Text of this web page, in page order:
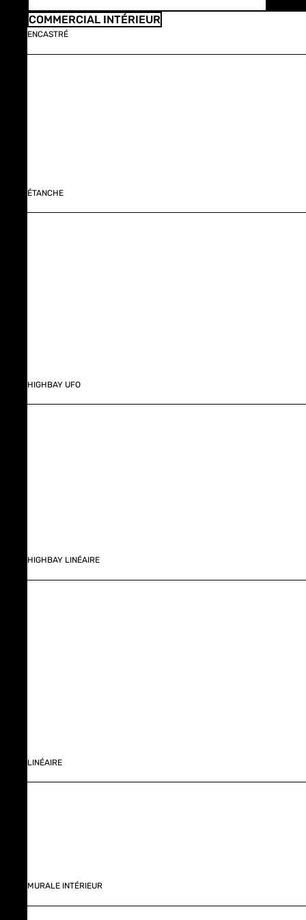
COMMERCIAL INTÉRIEUR
ENCASTRÉ
ÉTANCHE
HIGHBAY UFO
HIGHBAY LINÉAIRE
LINÉAIRE
MURALE INTÉRIEUR